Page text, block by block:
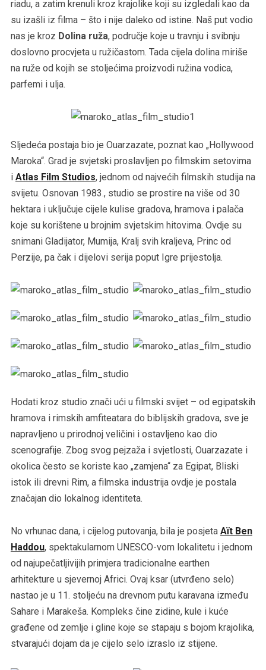
riadu, a zatim krenuli kroz krajolike koji su izgledali kao da
su izašli iz filma – što i nije daleko od istine. Naš put vodio
nas je kroz Dolina ruža, područje koje u travnju i svibnju
doslovno procvjeta u ružičastom. Tada cijela dolina miriše
na ruže od kojih se stoljećima proizvodi ružina vodica,
parfemi i ulja.
Sljedeća postaja bio je Ouarzazate, poznat kao „Hollywood
Maroka“. Grad je svjetski proslavljen po filmskim setovima
i Atlas Film Studios, jednom od najvećih filmskih studija na
svijetu. Osnovan 1983., studio se prostire na više od 30
hektara i uključuje cijele kulise gradova, hramova i palača
koje su korištene u brojnim svjetskim hitovima. Ovdje su
snimani Gladijator, Mumija, Kralj svih kraljeva, Princ od
Perzije, pa čak i dijelovi serija poput Igre prijestolja.
Hodati kroz studio znači ući u filmski svijet – od egipatskih
hramova i rimskih amfiteatara do biblijskih gradova, sve je
napravljeno u prirodnoj veličini i ostavljeno kao dio
scenografije. Zbog svog pejzaža i svjetlosti, Ouarzazate i
okolica često se koriste kao „zamjena“ za Egipat, Bliski
istok ili drevni Rim, a filmska industrija ovdje je postala
značajan dio lokalnog identiteta.
No vrhunac dana, i cijelog putovanja, bila je posjeta Aït Ben
Haddou, spektakularnom UNESCO-vom lokalitetu i jednom
od najupečatljivijih primjera tradicionalne earthen
arhitekture u sjevernoj Africi. Ovaj ksar (utvrđeno selo)
nastao je u 11. stoljeću na drevnom putu karavana između
Sahare i Marakeša. Kompleks čine zidine, kule i kuće
građene od zemlje i gline koje se stapaju s bojom krajolika,
stvarajući dojam da je cijelo selo izraslo iz stijene.